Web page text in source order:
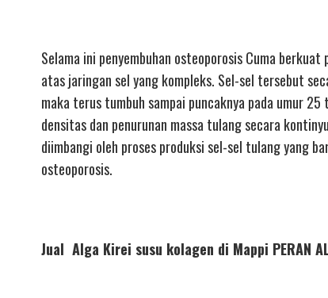
Selama ini penyembuhan osteoporosis Cuma
atas jaringan sel yang kompleks. Sel-sel tersebut
maka terus tumbuh sampai puncaknya pada umur
densitas dan penurunan massa tulang secara
diimbangi oleh proses produksi sel-sel tulang yang
osteoporosis.
Jual Alga Kirei susu kolagen di Mappi PERAN